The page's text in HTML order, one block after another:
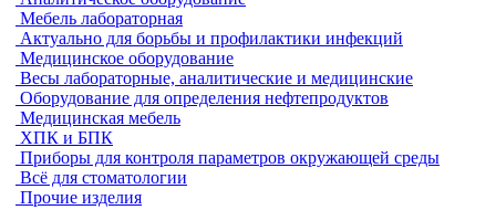
Мебель лабораторная
Актуально для борьбы и профилактики инфекций
Медицинское оборудование
Весы лабораторные, аналитические и медицинские
Оборудование для определения нефтепродуктов
Медицинская мебель
ХПК и БПК
Приборы для контроля параметров окружающей среды
Всё для стоматологии
Прочие изделия